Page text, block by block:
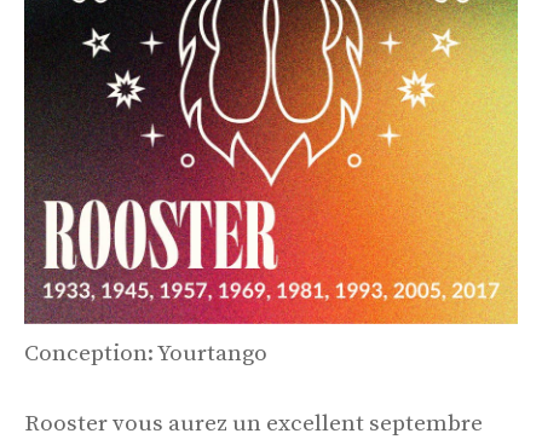
Conception: Yourtango
Rooster vous aurez un excellent septembre